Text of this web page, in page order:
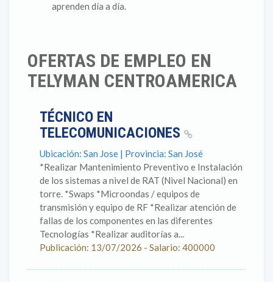
aprenden día a día.
OFERTAS DE EMPLEO EN
TELYMAN CENTROAMERICA
TÉCNICO EN
TELECOMUNICACIONES
Ubicación: San Jose | Provincia: San José
*Realizar Mantenimiento Preventivo e Instalación
de los sistemas a nivel de RAT (Nivel Nacional) en
torre. *Swaps *Microondas / equipos de
transmisión y equipo de RF *Realizar atención de
fallas de los componentes en las diferentes
Tecnologías *Realizar auditorías a...
Publicación: 13/07/2026 - Salario: 400000